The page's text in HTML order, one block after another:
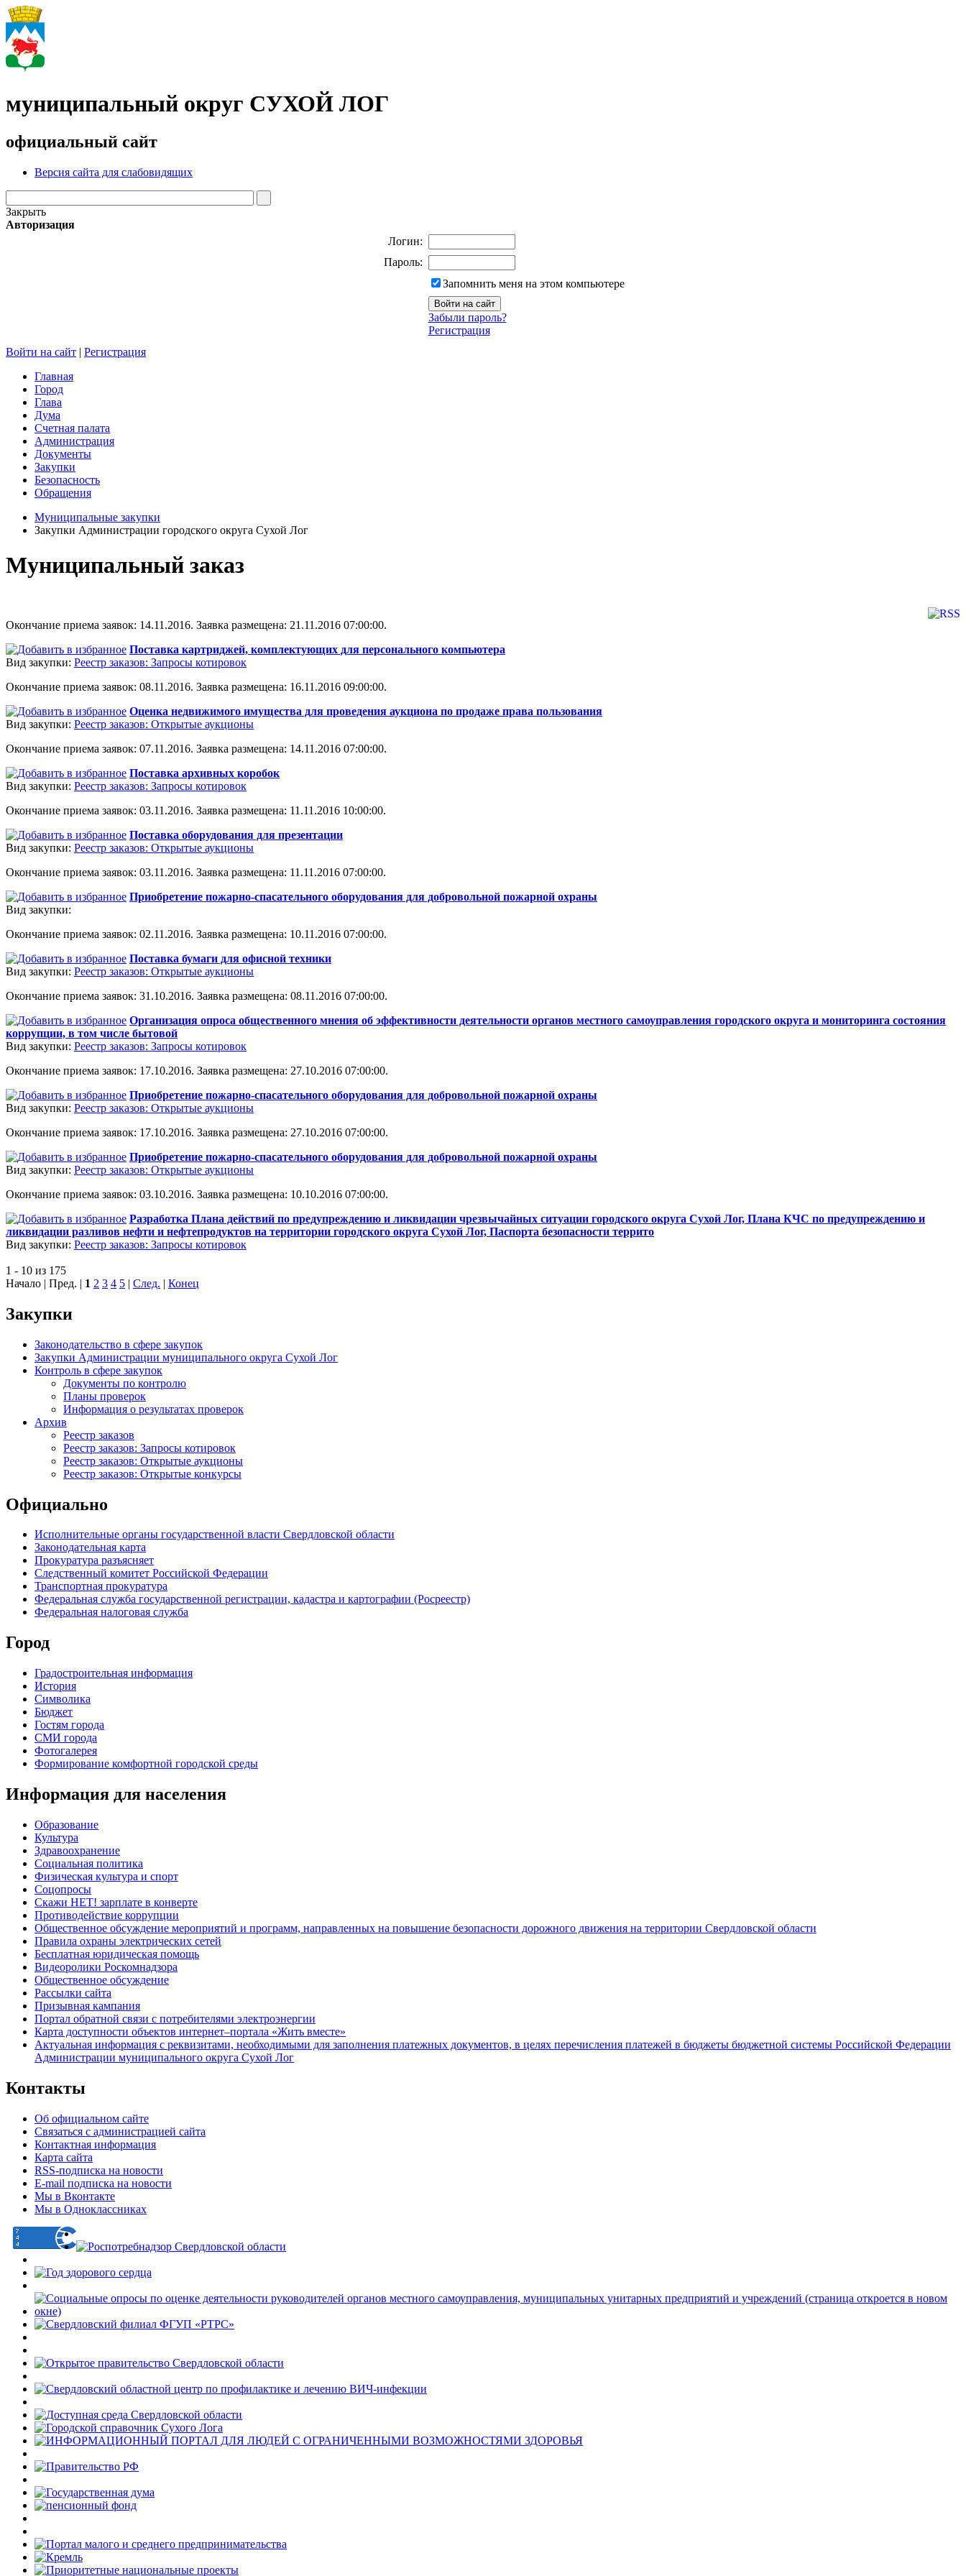
муниципальный округ СУХОЙ ЛОГ
официальный сайт
Версия сайта для слабовидящих
Закрыть
Авторизация
Логин:
Пароль:
Запомнить меня на этом компьютере
Забыли пароль?
Регистрация
Войти на сайт | Регистрация
Главная
Город
Глава
Дума
Счетная палата
Администрация
Документы
Закупки
Безопасность
Обращения
Муниципальные закупки
Закупки Администрации городского округа Сухой Лог
Муниципальный заказ
Окончание приема заявок: 14.11.2016. Заявка размещена: 21.11.2016 07:00:00.
Поставка картриджей, комплектующих для персонального компьютера
Вид закупки: Реестр заказов: Запросы котировок
Окончание приема заявок: 08.11.2016. Заявка размещена: 16.11.2016 09:00:00.
Оценка недвижимого имущества для проведения аукциона по продаже права пользования
Вид закупки: Реестр заказов: Открытые аукционы
Окончание приема заявок: 07.11.2016. Заявка размещена: 14.11.2016 07:00:00.
Поставка архивных коробок
Вид закупки: Реестр заказов: Запросы котировок
Окончание приема заявок: 03.11.2016. Заявка размещена: 11.11.2016 10:00:00.
Поставка оборудования для презентации
Вид закупки: Реестр заказов: Открытые аукционы
Окончание приема заявок: 03.11.2016. Заявка размещена: 11.11.2016 07:00:00.
Приобретение пожарно-спасательного оборудования для добровольной пожарной охраны
Вид закупки:
Окончание приема заявок: 02.11.2016. Заявка размещена: 10.11.2016 07:00:00.
Поставка бумаги для офисной техники
Вид закупки: Реестр заказов: Открытые аукционы
Окончание приема заявок: 31.10.2016. Заявка размещена: 08.11.2016 07:00:00.
Организация опроса общественного мнения об эффективности деятельности органов местного самоуправления городского округа и мониторинга состояния
коррупции, в том числе бытовой
Вид закупки: Реестр заказов: Запросы котировок
Окончание приема заявок: 17.10.2016. Заявка размещена: 27.10.2016 07:00:00.
Приобретение пожарно-спасательного оборудования для добровольной пожарной охраны
Вид закупки: Реестр заказов: Открытые аукционы
Окончание приема заявок: 17.10.2016. Заявка размещена: 27.10.2016 07:00:00.
Приобретение пожарно-спасательного оборудования для добровольной пожарной охраны
Вид закупки: Реестр заказов: Открытые аукционы
Окончание приема заявок: 03.10.2016. Заявка размещена: 10.10.2016 07:00:00.
Разработка Плана действий по предупреждению и ликвидации чрезвычайных ситуации городского округа Сухой Лог, Плана КЧС по предупреждению и
ликвидации разливов нефти и нефтепродуктов на территории городского округа Сухой Лог, Паспорта безопасности террито
Вид закупки: Реестр заказов: Запросы котировок
1 - 10 из 175
Начало | Пред. | 1 2 3 4 5 | След. | Конец
Закупки
Законодательство в сфере закупок
Закупки Администрации муниципального округа Сухой Лог
Контроль в сфере закупок
Документы по контролю
Планы проверок
Информация о результатах проверок
Архив
Реестр заказов
Реестр заказов: Запросы котировок
Реестр заказов: Открытые аукционы
Реестр заказов: Открытые конкурсы
Официально
Исполнительные органы государственной власти Свердловской области
Законодательная карта
Прокуратура разъясняет
Следственный комитет Российской Федерации
Транспортная прокуратура
Федеральная служба государственной регистрации, кадастра и картографии (Росреестр)
Федеральная налоговая служба
Город
Градостроительная информация
История
Символика
Бюджет
Гостям города
СМИ города
Фотогалерея
Формирование комфортной городской среды
Информация для населения
Образование
Культура
Здравоохранение
Социальная политика
Физическая культура и спорт
Соцопросы
Скажи НЕТ! зарплате в конверте
Противодействие коррупции
Общественное обсуждение мероприятий и программ, направленных на повышение безопасности дорожного движения на территории Свердловской области
Правила охраны электрических сетей
Бесплатная юридическая помощь
Видеоролики Роскомнадзора
Общественное обсуждение
Рассылки сайта
Призывная кампания
Портал обратной связи с потребителями электроэнергии
Карта доступности объектов интернет–портала «Жить вместе»
Актуальная информация с реквизитами, необходимыми для заполнения платежных документов, в целях перечисления платежей в бюджеты бюджетной системы Российской Федерации
Администрации муниципального округа Сухой Лог
Контакты
Об официальном сайте
Связаться с администрацией сайта
Контактная информация
Карта сайта
RSS-подписка на новости
E-mail подписка на новости
Мы в Вконтакте
Мы в Одноклассниках